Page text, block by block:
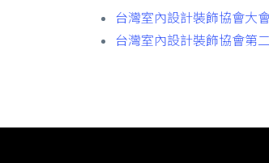
台灣室內設計裝飾協會大
台灣室內設計裝飾協會第